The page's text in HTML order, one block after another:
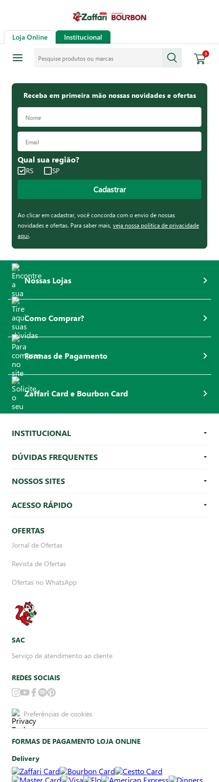
Loja Online Institucional
0
Receba em primeira mão nossas novidades e ofertas
Qual sua região?
RS SP
Cadastrar
Ao clicar em cadastrar, você concorda com o envio de nossas
novidades e ofertas. Para saber mais, veja nossa política de privacidade
aqui.
Nossas Lojas
Como Comprar?
Formas de Pagamento
Zaffari Card e Bourbon Card
INSTITUCIONAL
DÚVIDAS FREQUENTES
NOSSOS SITES
ACESSO RÁPIDO
OFERTAS
Jornal de Ofertas
Revista de Ofertas
Ofertas no WhatsApp
SAC
Serviço de atendimento ao cliente
REDES SOCIAIS
Preferências de cookies
FORMAS DE PAGAMENTO LOJA ONLINE
Delivery